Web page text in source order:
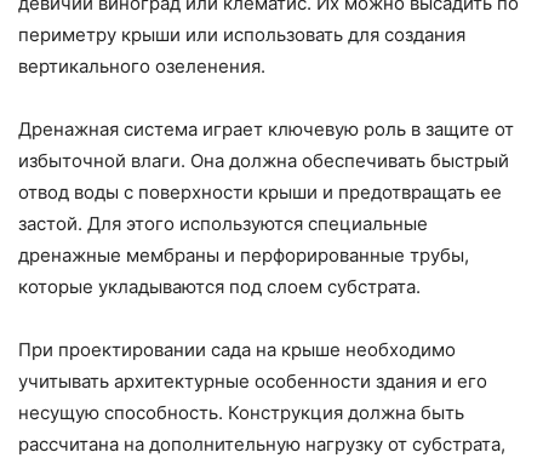
периметру крыши или использовать для создания
вертикального озеленения.
Дренажная система играет ключевую роль в защите от
избыточной влаги. Она должна обеспечивать быстрый
отвод воды с поверхности крыши и предотвращать ее
застой. Для этого используются специальные
дренажные мембраны и перфорированные трубы,
которые укладываются под слоем субстрата.
При проектировании сада на крыше необходимо
учитывать архитектурные особенности здания и его
несущую способность. Конструкция должна быть
рассчитана на дополнительную нагрузку от субстрата,